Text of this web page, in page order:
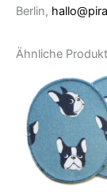
Berlin,
Ähnliche